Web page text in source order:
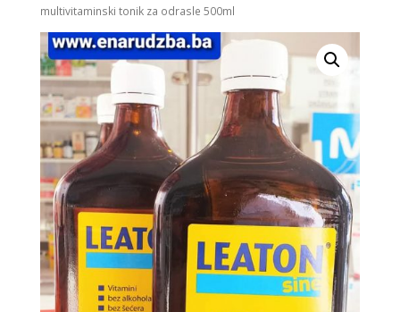
multivitaminski tonik za odrasle 500ml